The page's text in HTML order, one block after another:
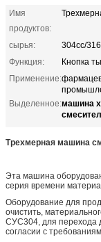
Имя
продуктов:
сырья:
304сс/
Функция:
Кнопка
Применение:
Выделенное:машина
Трехмерная машина
Эта машина
серия времени
Оборудование для
очистить,
СУС304, для перехода
согласии с